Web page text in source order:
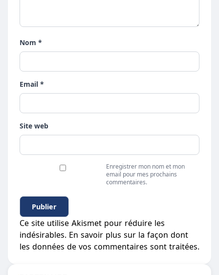
Nom *
Email *
Site web
Enregistrer mon nom et mon
email pour mes prochains
commentaires.
Ce site utilise Akismet pour réduire les
indésirables. En savoir plus sur la façon dont
les données de vos commentaires sont traitées.